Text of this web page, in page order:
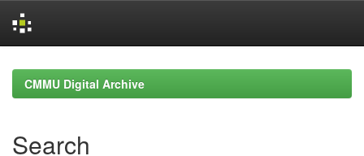
navigationCMMU Digital Archive
Search